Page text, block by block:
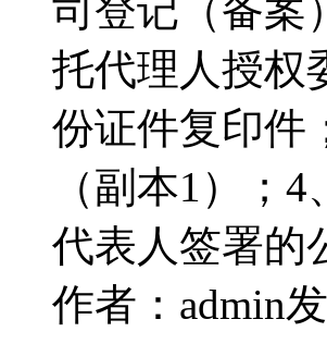
司登记（备案
托代理人授权
份证件复印件
（副本1）；
代表人签署的
作者：admin